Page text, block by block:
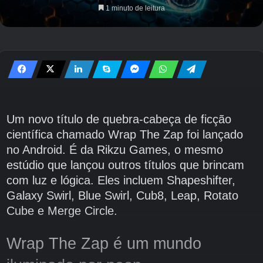
1 minuto de leitura
Um novo título de quebra-cabeça de ficção
científica chamado Wrap The Zap foi lançado
no Android. É da Rikzu Games, o mesmo
estúdio que lançou outros títulos que brincam
com luz e lógica. Eles incluem Shapeshifter,
Galaxy Swirl, Blue Swirl, Cub8, Leap, Rotato
Cube e Merge Circle.
Wrap The Zap é um mundo